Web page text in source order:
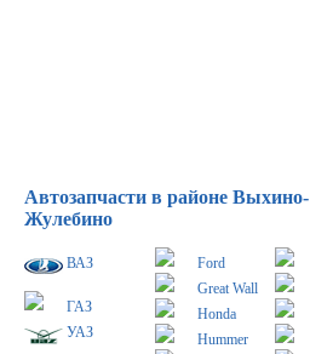
Автозапчасти в районе Выхино-
Жулебино
ВАЗ
ГАЗ
УАЗ
Ford
Great Wall
Honda
Hummer